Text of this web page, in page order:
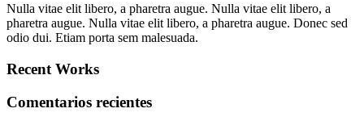
Nulla vitae elit libero, a pharetra augue. Nulla vitae elit libero, a
pharetra augue. Nulla vitae elit libero, a pharetra augue. Donec sed
odio dui. Etiam porta sem malesuada.
Recent Works
Comentarios recientes